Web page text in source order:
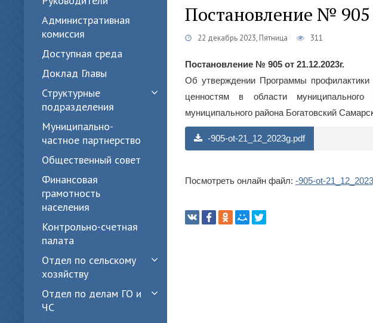
Административная
комиссия
Доступная среда
Доклад Главы
Структурные
подразделения
Муниципально-
частное партнерство
Общественный совет
Финансовая
грамотность
населения
Контрольно-счетная
палата
Отдел по сельскому
хозяйству
Отдел по делам ГО и
ЧС
Постановление № 905
22 декабрь 2023, Пятница 311
Постановление № 905 от 21.12.2023г.
Об утверждении Программы
ценностям в области
муниципального района Богатовский
-905-ot-21_12_2023g.pdf
Посмотреть онлайн файл: -905-ot-